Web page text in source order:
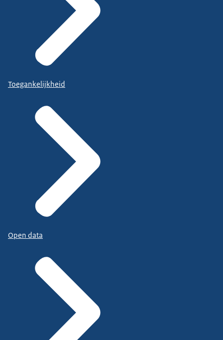
Toegankelijkheid
Open data